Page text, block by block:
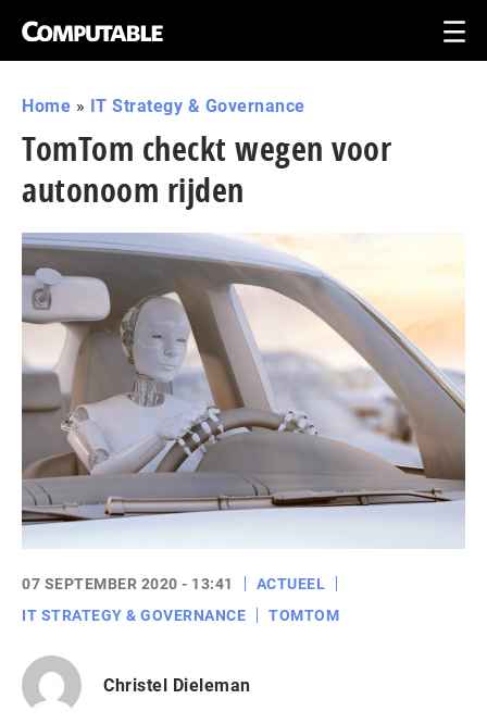
Home » IT Strategy & Governance
TomTom checkt wegen voor
autonoom rijden
07 SEPTEMBER 2020 - 13:41
ACTUEEL
IT STRATEGY & GOVERNANCE
TOMTOM
Christel Dieleman